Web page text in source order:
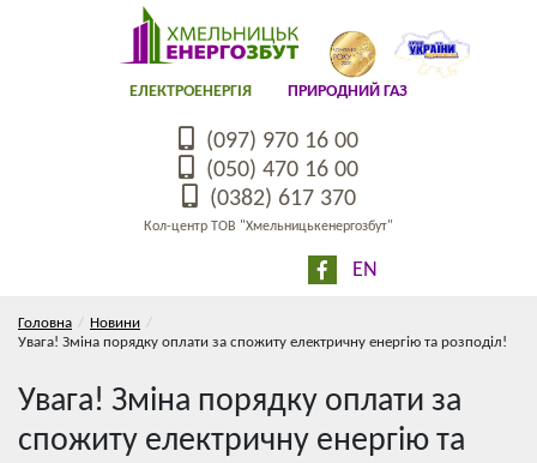
ЕЛЕКТРОЕНЕРГІЯ ПРИРОДНИЙ ГАЗ
(097) 970 16 00
(050) 470 16 00
(0382) 617 370
Кол-центр ТОВ "Хмельницькенергозбут"
EN
Головна
Новини
Увага! Зміна порядку оплати за спожиту електричну енергію та розподіл!
Увага! Зміна порядку оплати за
спожиту електричну енергію та